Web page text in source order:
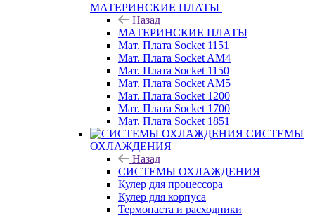
МАТЕРИНСКИЕ ПЛАТЫ
Назад
МАТЕРИНСКИЕ ПЛАТЫ
Мат. Плата Socket 1151
Мат. Плата Socket AM4
Мат. Плата Socket 1150
Мат. Плата Socket AM5
Мат. Плата Socket 1200
Мат. Плата Socket 1700
Мат. Плата Socket 1851
СИСТЕМЫ
ОХЛАЖДЕНИЯ
Назад
СИСТЕМЫ ОХЛАЖДЕНИЯ
Кулер для процессора
Кулер для корпуса
Термопаста и расходники